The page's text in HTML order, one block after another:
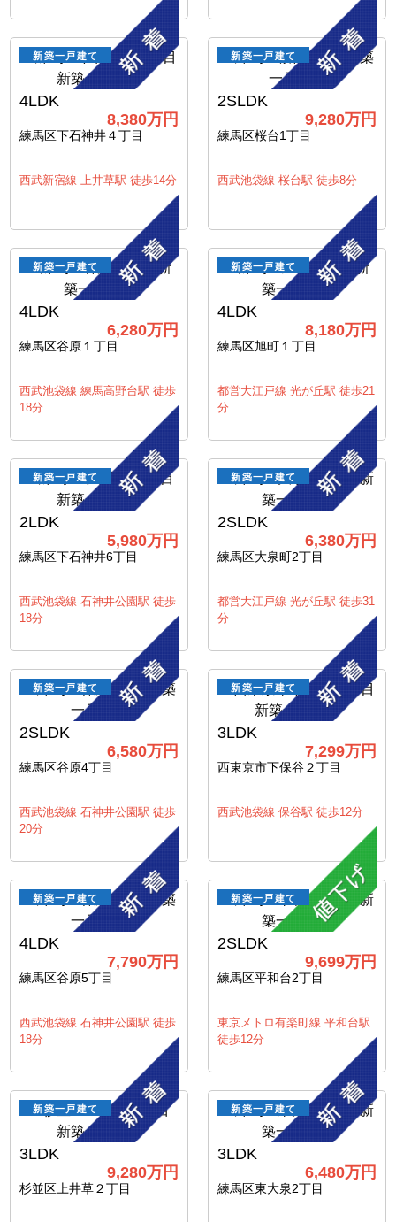
新築一戸建て
4LDK
8,380万円
練馬区下石神井４丁目
西武新宿線 上井草駅 徒歩14分
新築一戸建て
2SLDK
9,280万円
練馬区桜台1丁目
西武池袋線 桜台駅 徒歩8分
新築一戸建て
4LDK
6,280万円
練馬区谷原１丁目
西武池袋線 練馬高野台駅 徒歩
18分
新築一戸建て
4LDK
8,180万円
練馬区旭町１丁目
都営大江戸線 光が丘駅 徒歩21
分
新築一戸建て
2LDK
5,980万円
練馬区下石神井6丁目
西武池袋線 石神井公園駅 徒歩
18分
新築一戸建て
2SLDK
6,380万円
練馬区大泉町2丁目
都営大江戸線 光が丘駅 徒歩31
分
新築一戸建て
2SLDK
6,580万円
練馬区谷原4丁目
西武池袋線 石神井公園駅 徒歩
20分
新築一戸建て
3LDK
7,299万円
西東京市下保谷２丁目
西武池袋線 保谷駅 徒歩12分
新築一戸建て
4LDK
7,790万円
練馬区谷原5丁目
西武池袋線 石神井公園駅 徒歩
18分
新築一戸建て
2SLDK
9,699万円
練馬区平和台2丁目
東京メトロ有楽町線 平和台駅
徒歩12分
新築一戸建て
3LDK
9,280万円
杉並区上井草２丁目
新築一戸建て
3LDK
6,480万円
練馬区東大泉2丁目